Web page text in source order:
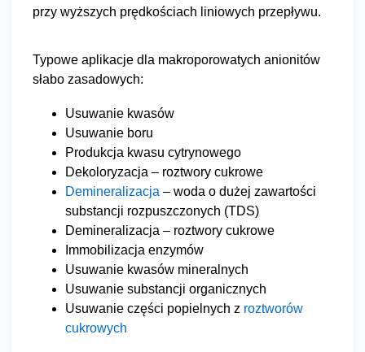
przy wyższych prędkościach liniowych przepływu.
Typowe aplikacje dla makroporowatych anionitów
słabo zasadowych:
Usuwanie kwasów
Usuwanie boru
Produkcja kwasu cytrynowego
Dekoloryzacja – roztwory cukrowe
Demineralizacja – woda o dużej zawartości
substancji rozpuszczonych (TDS)
Demineralizacja – roztwory cukrowe
Immobilizacja enzymów
Usuwanie kwasów mineralnych
Usuwanie substancji organicznych
Usuwanie części popielnych z roztworów
cukrowych